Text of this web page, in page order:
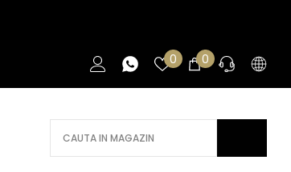
0Liste
de
favorite
00
articole
DE AJUTOR?